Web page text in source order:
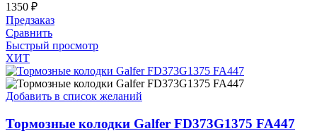
1350 ₽
Предзаказ
Сравнить
Быстрый просмотр
ХИТ
Добавить в список желаний
Тормозные колодки Galfer FD373G1375 FA447